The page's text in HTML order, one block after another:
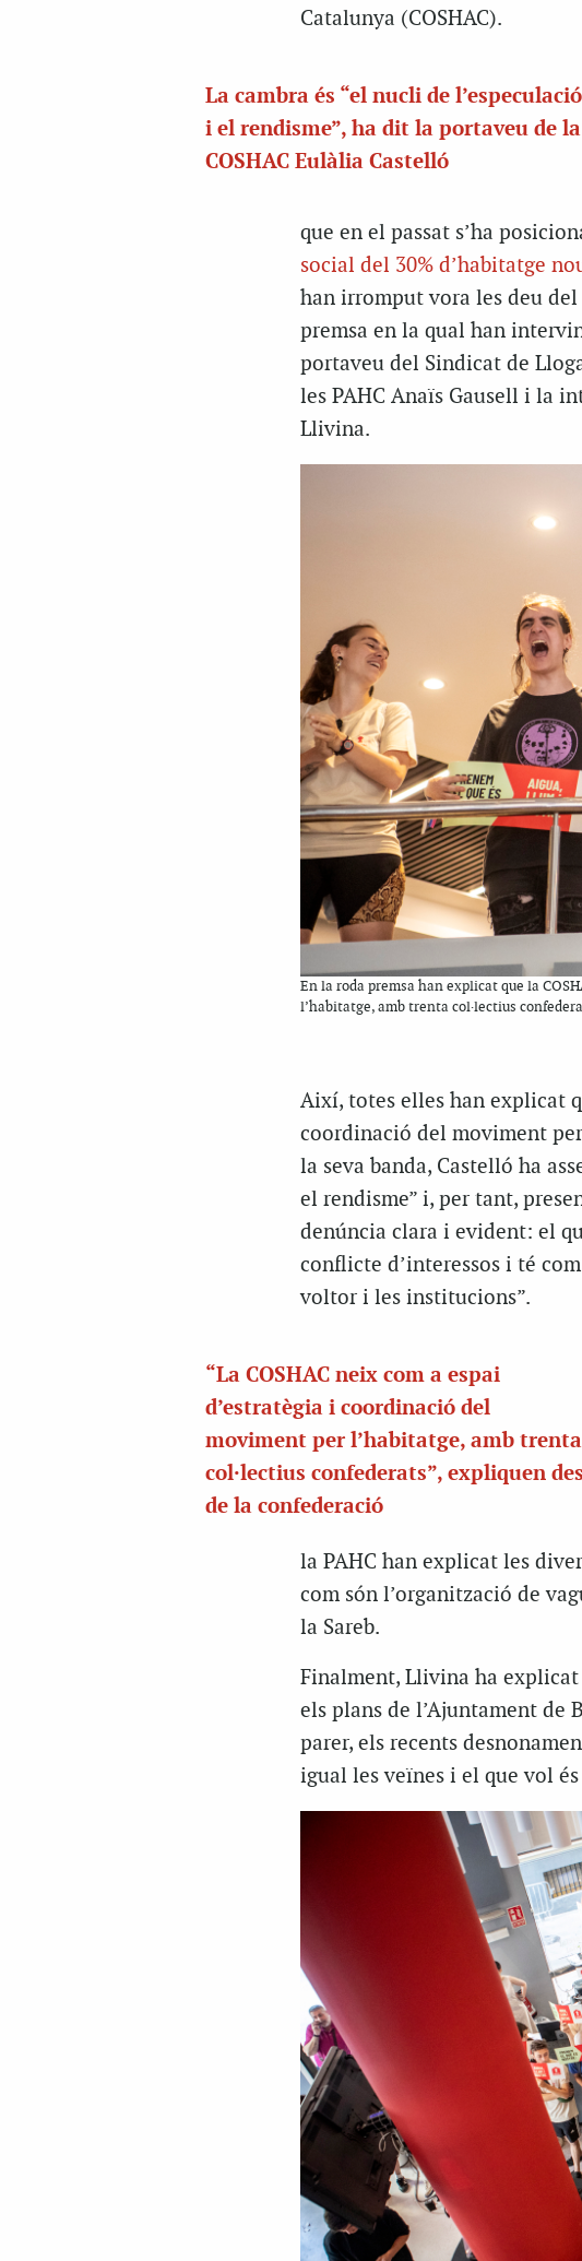
Catalunya (COSHAC).
La cambra és “el nucli de l’especulació
i el rendisme”, ha dit la portaveu de la
COSHAC Eulàlia Castelló
que en el passat s’ha
social del 30% d’habitatge
han irromput vora les deu
premsa en la qual han
portaveu del Sindicat de
les PAHC Anaïs Gausell i la
Llivina.
En la roda premsa han explicat que la
l’habitatge, amb trenta col·lectius
Així, totes elles han explicat
coordinació del moviment
la seva banda, Castelló ha
el rendisme” i, per tant,
denúncia clara i evident: el
conflicte d’interessos i té
voltor i les institucions”.
“La COSHAC neix com a espai
d’estratègia i coordinació del
moviment per l’habitatge, amb trenta
col·lectius confederats”, expliquen des
de la confederació
la PAHC han explicat les
com són l’organització de
la Sareb.
Finalment, Llivina ha
els plans de l’Ajuntament de
parer, els recents
igual les veïnes i el que vol